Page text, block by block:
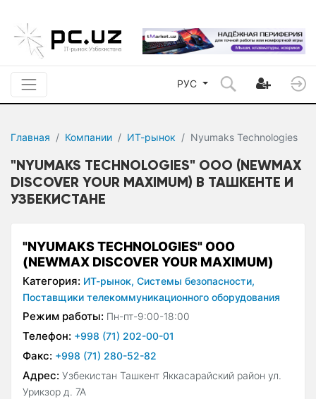
РУС
Главная Компании ИТ-рынок Nyumaks Technologies
"NYUMAKS TECHNOLOGIES" ООО (NEWMAX
DISCOVER YOUR MAXIMUM) В ТАШКЕНТЕ И
УЗБЕКИСТАНЕ
"NYUMAKS TECHNOLOGIES" ООО
(NEWMAX DISCOVER YOUR MAXIMUM)
Категория: ИТ-рынок, Системы безопасности,
Поставщики телекоммуникационного оборудования
Режим работы: Пн-пт-9:00-18:00
Телефон: +998 (71) 202-00-01
Факс: +998 (71) 280-52-82
Адрес: Узбекистан Ташкент Яккасарайский район ул.
Урикзор д. 7А